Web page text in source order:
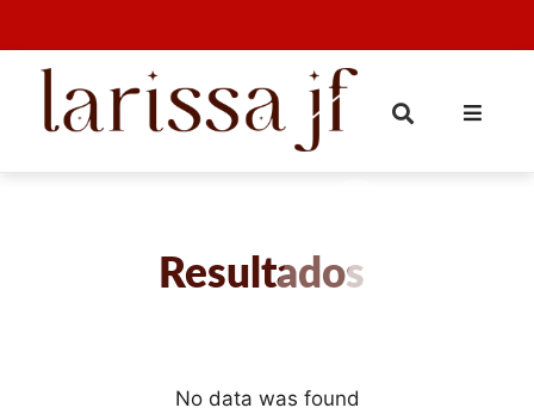
Resultados
No data was found